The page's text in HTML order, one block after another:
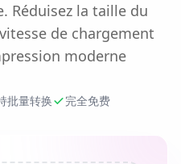
Réduisez la taille du
de chargement
moderne
批量转换 完全免费